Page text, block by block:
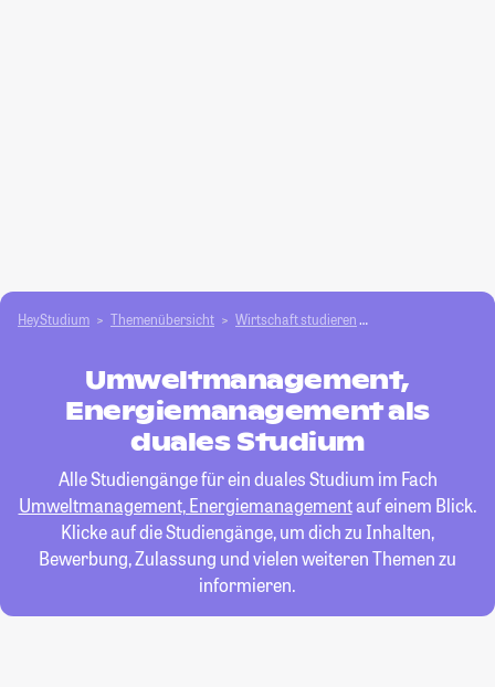
HeyStudium Themenübersicht Wirtschaft studieren
Umweltmanagement,
Energiemanagement als
duales Studium
Alle Studiengänge für ein duales Studium im Fach
Umweltmanagement, Energiemanagementauf einem Blick.
Klicke auf die Studiengänge, um dich zu Inhalten,
Bewerbung, Zulassung und vielen weiteren Themen zu
informieren.